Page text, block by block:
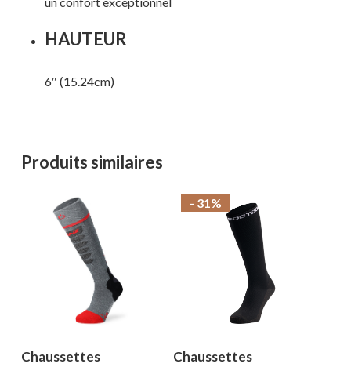
HAUTEUR
6″ (15.24cm)
Produits similaires
Chaussettes
- 31%
Chaussettes